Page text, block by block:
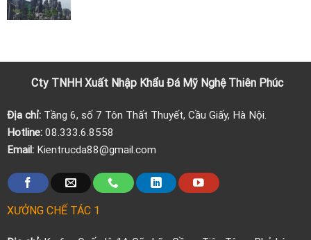
Cty TNHH Xuất Nhập Khẩu ĐáMỹ Nghệ Thiên Phúc
Địa chỉ: Tầng 6, số 7 Tôn Thất Thuyết, Cầu Giấy, Hà Nội.
Hotline:08.333.6.8558
Email: Kientrucda88@gmail.com
XƯỞNG CHẾ TÁC 1